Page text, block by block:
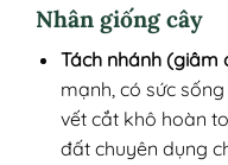
Nhân giống cây
Tách nhánh (giâm
mạnh, có sức
vết cắt khô hoàn
đất chuyên dụng